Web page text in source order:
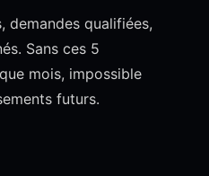
demandes qualifiées,
Sans ces 5
mois, impossible
futurs.